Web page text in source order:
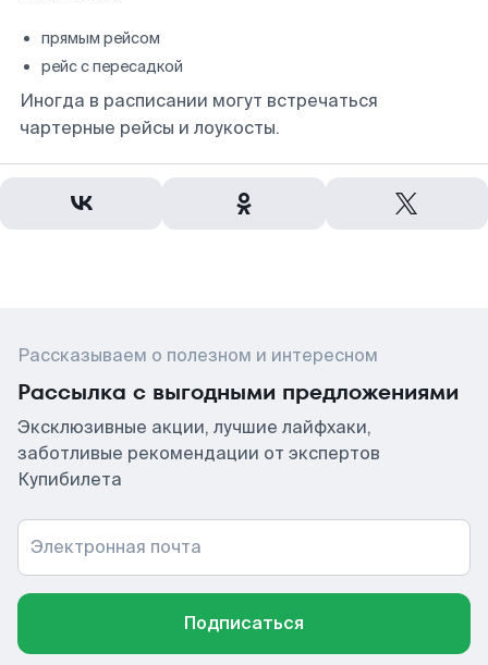
прямым рейсом
рейс с пересадкой
Иногда в расписании могут встречаться
чартерные рейсы и лоукосты.
Рассказываем о полезном и интересном
Рассылка с выгодными предложениями
Эксклюзивные акции, лучшие лайфхаки,
заботливые рекомендации от экспертов
Купибилета
Электронная почта
Подписаться